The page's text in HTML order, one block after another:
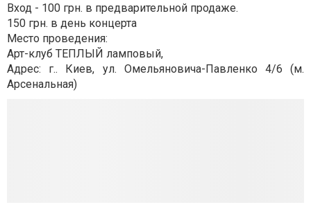
Вход - 100 грн. в предварительной продаже.
150 грн. в день концерта
Место проведения:
Арт-клуб ТЕПЛЫЙ ламповый,
Адрес: г.. Киев, ул. Омельяновича-Павленко 4/6 (м.
Арсенальная)